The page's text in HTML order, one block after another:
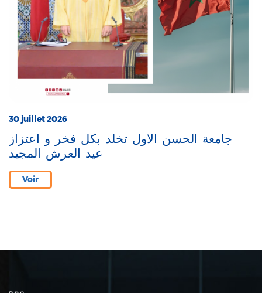
30 juillet 2026
جامعة الحسن الاول تخلد بكل فخر و اعتزاز
عيد العرش المجيد
Voir